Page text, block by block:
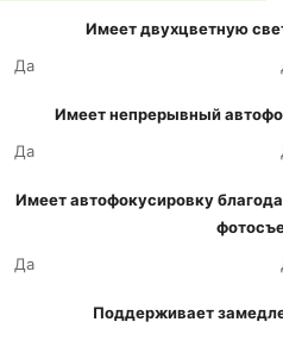
Имеет двухцветную
Да
Имеет непрерывный
Да
Имеет автофокусировку
Да
Поддерживает